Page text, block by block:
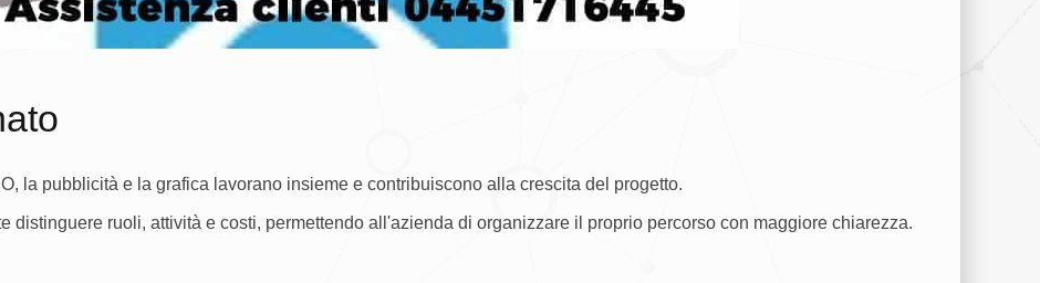
la pubblicità e la grafica lavorano insieme e contribuiscono alla crescita del progetto.
distinguere ruoli, attività e costi, permettendo all'azienda di organizzare il proprio percorso con maggiore chiarezza.